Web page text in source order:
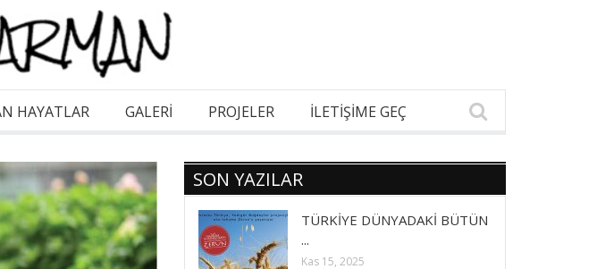
HAYATLAR GALERI PROJELER İLETİŞİME GEÇ
SON YAZILAR
TÜRKİYE DÜNYADAKİ BÜTÜN
...
Kas 15, 2025